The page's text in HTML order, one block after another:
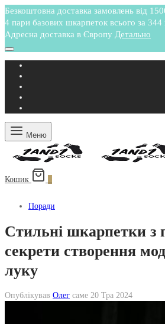
Безкоштовна доставка замовлень від
4 пари базових шкарпеток всього за 344
Адресна доставка в Європу Детально
Меню
Кошик
Поради
Стильні шкарпетки з
секрети створення
луку
Опублікував Олег саме 20 Тра 2024